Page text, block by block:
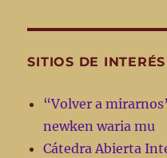
SITIOS DE INTERÉS
“Volver a
newken waria mu
Cátedra Abierta